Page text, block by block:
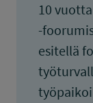
10
-
esitellä